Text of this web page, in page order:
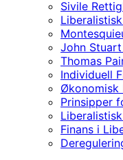
Sivile
John
Thomas
Individuell
Økonomisk
Prinsipper
Finans i